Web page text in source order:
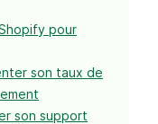
pour
son taux de
son support